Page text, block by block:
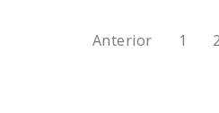
Anterior 1 2